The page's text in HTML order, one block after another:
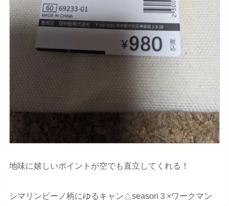
地味に嬉しいポイントが空でも直立してくれる！
シマリンビーノ柄にゆるキャン△season３×ワークマン